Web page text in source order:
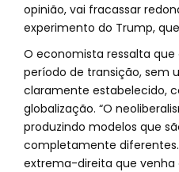
opinião, vai fracassar
experimento do Trump,
O economista ressalta
período de transição, sem
claramente estabelecido,
globalização. “O
produzindo modelos que
completamente
extrema-direita que venha